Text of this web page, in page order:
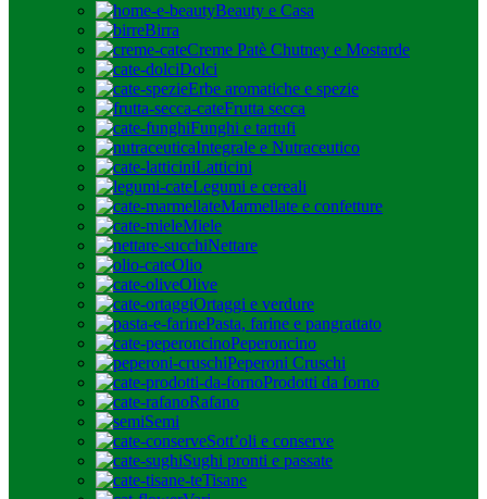
Beauty e Casa
Birra
Creme Patè Chutney e Mostarde
Dolci
Erbe aromatiche e spezie
Frutta secca
Funghi e tartufi
Integrale e Nutraceutico
Latticini
Legumi e cereali
Marmellate e confetture
Miele
Nettare
Olio
Olive
Ortaggi e verdure
Pasta, farine e pangrattato
Peperoncino
Peperoni Cruschi
Prodotti da forno
Rafano
Semi
Sott’oli e conserve
Sughi pronti e passate
Tisane